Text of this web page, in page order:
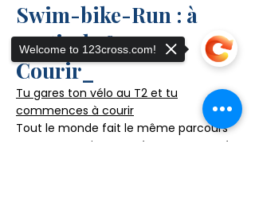
Swim-bike-Run : à
partir de 8 ans.
Courir_
Tu gares ton vélo au T2 et tu
commences à courir
Tout le monde fait le même parcours
avec une petite montée, une traversée
Welcome to 123cross.com!